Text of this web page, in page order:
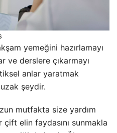
yemeğini hazırlamayı
ve derslere çıkarmayı
anlar yaratmak
şeydir.
mutfakta size yardım
elin faydasını sunmakla